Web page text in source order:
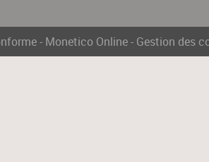
- Monetico Online- Gestion des